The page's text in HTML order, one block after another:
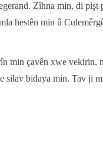
Zîhna min, di pişt
hestên min û
min çavên xwe
silav bidaya min. Tav ji